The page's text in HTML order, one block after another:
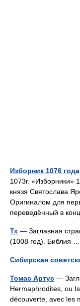
Изборник 1076 года
1073г. «Изборники»
князя Святослава
Оригиналом для
переведённый в
Тх — Заглавная
(1008 год). Библия
Сибирская
Томас Артус —
Hermaphrodites, ou
découverte, avec les